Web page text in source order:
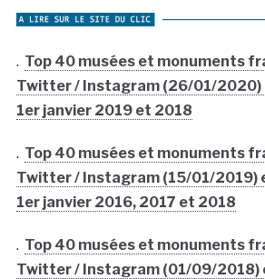
. Top 40 musées et monuments
Twitter / Instagram (26/01/2020)
1er janvier 2019 et 2018
. Top 40 musées et monuments
Twitter / Instagram (15/01/2019)
1er janvier 2016, 2017 et 2018
. Top 40 musées et monuments
Twitter / Instagram (01/09/2018)